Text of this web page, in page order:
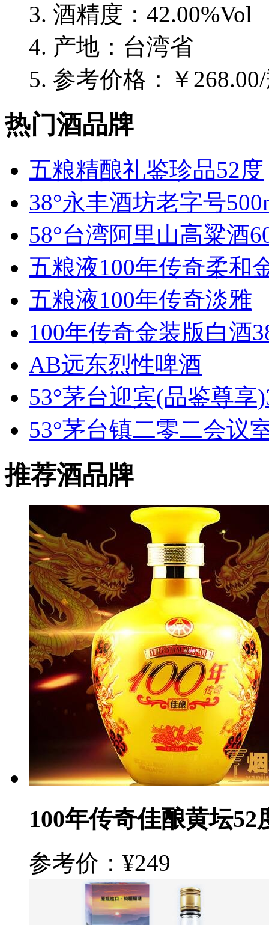
酒精度：42.00%Vol
产地：台湾省
参考价格：￥
热门酒品牌
五粮精酿礼鉴珍品52度
38°永丰酒坊老字号
58°台湾阿里山高粱酒
五粮液100年传奇柔和
五粮液100年传奇淡雅
100年传奇金装版白酒
AB远东烈性啤酒
53°茅台迎宾(品鉴尊享
53°茅台镇二零二会议
推荐酒品牌
100年传奇佳酿黄坛52
参考价：¥249